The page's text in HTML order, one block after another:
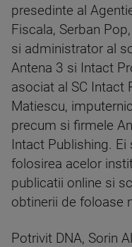
presedinte al
Fiscala, Serban
si administrator al
Antena 3 si Intact
asociat al SC Intact
Matiescu,
precum si firmele
Intact Publishing.
folosirea acelor
publicatii online si
obtinerii de foloase
Potrivit DNA, Sorin